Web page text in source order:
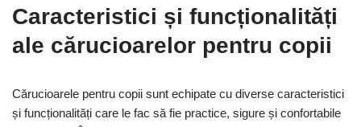
Caracteristici și funcționalități
ale cărucioarelor pentru copii
Cărucioarele pentru copii sunt echipate cu diverse caracteristici
și funcționalități care le fac să fie practice, sigure și confortabile